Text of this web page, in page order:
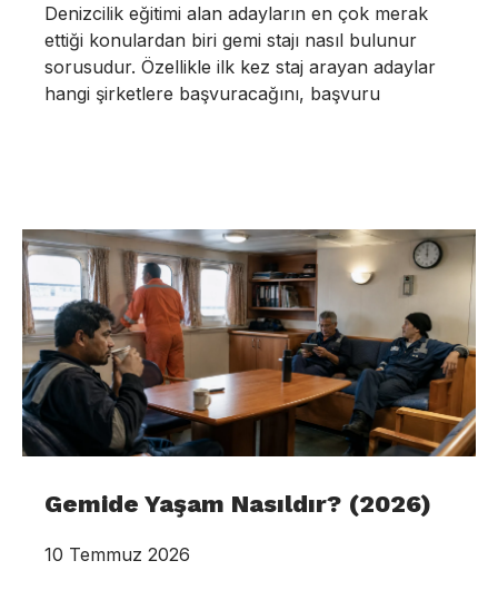
Denizcilik eğitimi alan adayların en çok merak
ettiği konulardan biri gemi stajı nasıl bulunur
sorusudur. Özellikle ilk kez staj arayan adaylar
hangi şirketlere başvuracağını, başvuru
Gemide Yaşam Nasıldır? (2026)
10 Temmuz 2026